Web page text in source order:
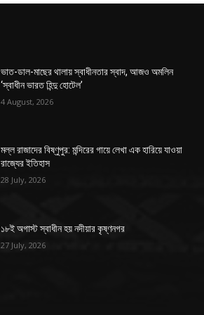
ভাত-ডাল-মাছের থালায় স্বাধীনতার স্বাদ, আজও অমলিন
‘স্বাধীন ভারত হিন্দু হোটেল’
4 August, 2026
মল্ল রাজাদের বিষ্ণুপুর: মন্দিরের গায়ে লেখা এক হারিয়ে যাওয়া
রাজ্যের ইতিহাস
28 July, 2026
১৮ই অগাস্ট স্বাধীন হয় নদীয়ার কৃষ্ণনগর
27 July, 2026